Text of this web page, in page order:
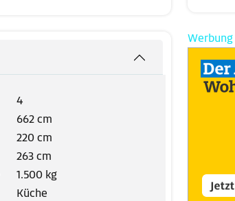
4
662 cm
220 cm
263 cm
1.500 kg
Küche
Werbung